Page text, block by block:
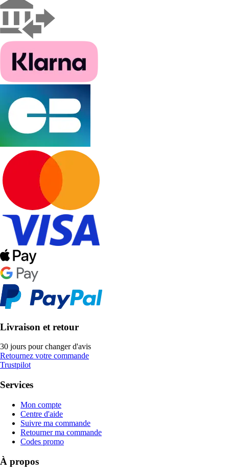
Livraison et retour
30 jours pour changer d'avis
Retournez votre commande
Trustpilot
Services
Mon compte
Centre d'aide
Suivre ma commande
Retourner ma commande
Codes promo
À propos